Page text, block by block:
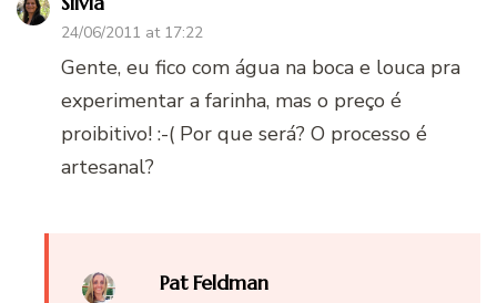
24/06/2011 at 17:22
Gente, eu fico com água na boca e louca pra
experimentar a farinha, mas o preço é
proibitivo! :-( Por que será? O processo é
artesanal?
Pat Feldman